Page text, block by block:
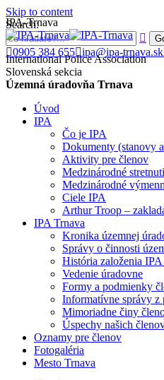
Skip to content
Search:
0905 384 655 ipa@ipa-trnava.sk
IPA-Trnava
International Police Association
Slovenská sekcia
Územná úradovňa Trnava
Úvod
IPA
Čo je IPA
Dokumenty (stanovy
Aktivity pre členov
Medzinárodné
Medzinárodné
Ciele IPA
Arthur Troop –
IPA Trnava
Kronika územnej
Správy o činnosti
História založenia IPA
Vedenie úradovne
Formy a podmienky
Informatívne správy z
Mimoriadne činy
Úspechy našich
Oznamy pre členov
Fotogaléria
Mesto Trnava